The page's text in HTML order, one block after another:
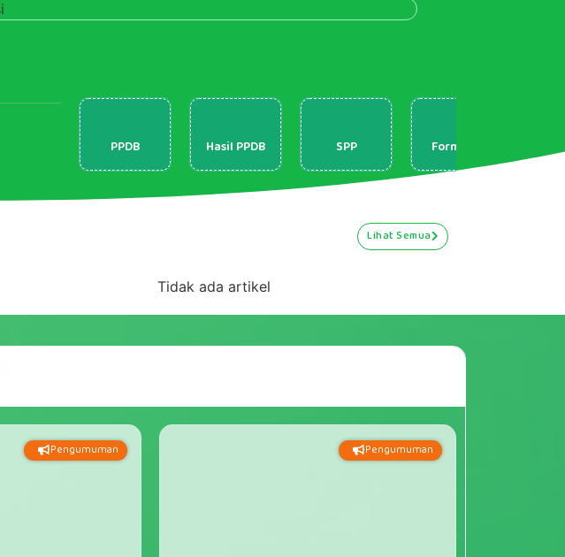
PPDB Hasil PPDB SPP Form Izin
Lihat Semua
Tidak ada artikel
Pengumuman Pengumuman